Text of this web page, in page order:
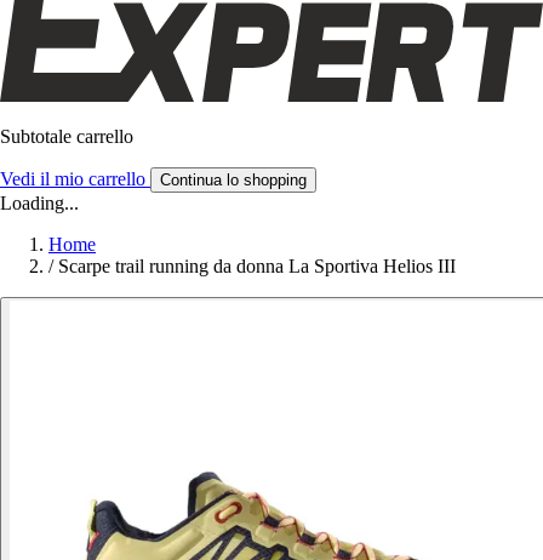
Subtotale carrello
Vedi il mio carrello Continua lo shopping
Loading...
Home
/ Scarpe trail running da donna La Sportiva Helios III